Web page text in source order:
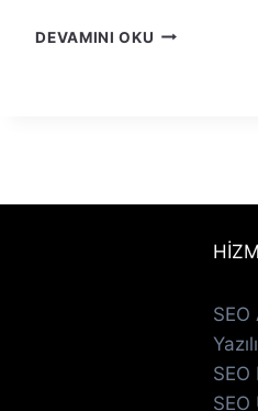
DEVAMINI OKU INSTAGRAM
SEO